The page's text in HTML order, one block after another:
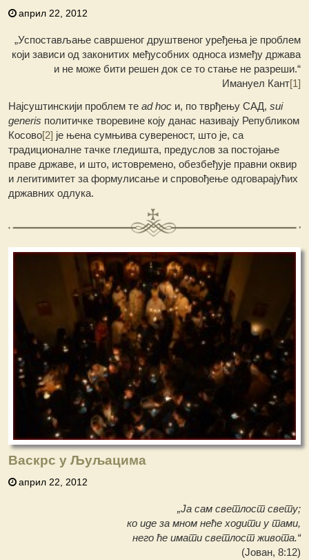
април 22, 2012
„Успостављање савршеног друштвеног уређења је проблем
који зависи од законитих међусобних односа између држава
и не може бити решен док се то стање не разреши.“
Имануел Кант[1]
Најсуштинскији проблем теad hoc и, по тврђењу САД,sui
generis политичке творевине коју данас називају Републиком
Косово[2] је њена сумњива сувереност, што је, са
традиционалне тачке гледишта, предуслов за постојање
праве државе, и што, истовремено, обезбеђује правни оквир
и легитимитет за формулисање и спровођење одговарајућих
државних одлука.
Васкрс у Љуљацима
април 22, 2012
„Ја сам светлост свету;
ко иде за мном неће ходити у тами,
него ће имати светлост живота.“
(Јован, 8:12)